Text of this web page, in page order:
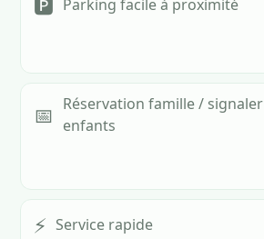
Parking facile à proximité
📅 Réservation famille / signaler
enfants
⚡ Service rapide